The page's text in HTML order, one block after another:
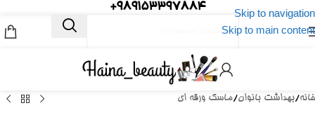
Skip to navigation
Skip to main content
989153397884+
خانه/بهداشت بانوان/ماسک ورقه ای